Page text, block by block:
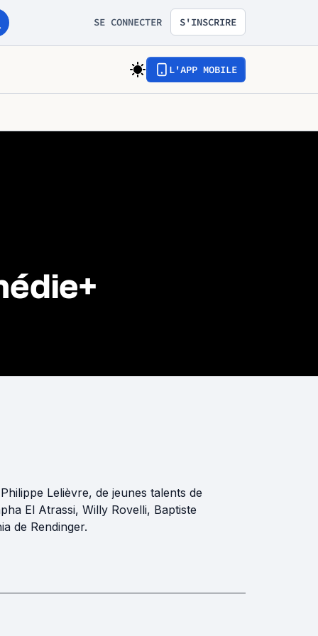
SE CONNECTER S'INSCRIRE
L'APP MOBILE
Lelièvre, de jeunes talents de
El Atrassi, Willy Rovelli, Baptiste
de Rendinger.